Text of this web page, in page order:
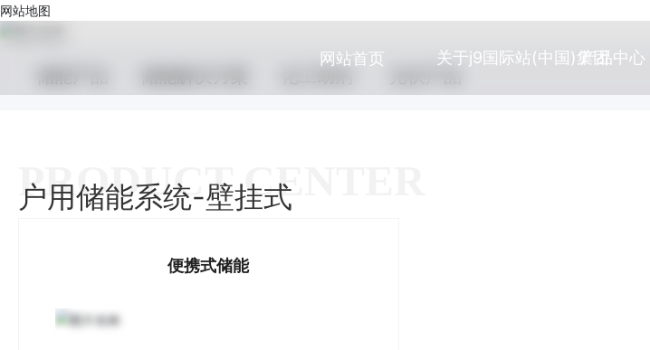
网站地图
网站首页 关于j9国际站(中国)集团产品中心
PRODUCT CENTER
户用储能系统-壁挂式
便携式储能